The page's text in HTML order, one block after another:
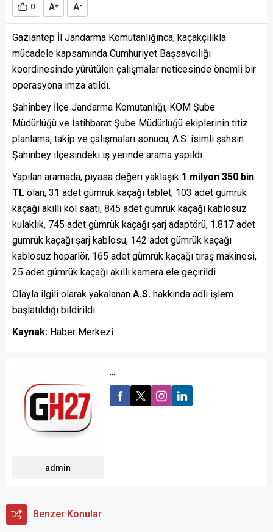
0 A+ A-
Gaziantep İl Jandarma Komutanlığınca, kaçakçılıkla
mücadele kapsamında Cumhuriyet Başsavcılığı
koordinesinde yürütülen çalışmalar neticesinde önemli bir
operasyona imza atıldı.
Şahinbey İlçe Jandarma Komutanlığı, KOM Şube
Müdürlüğü ve İstihbarat Şube Müdürlüğü ekiplerinin titiz
planlama, takip ve çalışmaları sonucu, A.S. isimli şahsın
Şahinbey ilçesindeki iş yerinde arama yapıldı.
Yapılan aramada, piyasa değeri yaklaşık 1 milyon 350 bin
TL olan; 31 adet gümrük kaçağı tablet, 103 adet gümrük
kaçağı akıllı kol saati, 845 adet gümrük kaçağı kablosuz
kulaklık, 745 adet gümrük kaçağı şarj adaptörü, 1.817 adet
gümrük kaçağı şarj kablosu, 142 adet gümrük kaçağı
kablosuz hoparlör, 165 adet gümrük kaçağı tıraş makinesi,
25 adet gümrük kaçağı akıllı kamera ele geçirildi
Olayla ilgili olarak yakalanan A.S. hakkında adli işlem
başlatıldığı bildirildi.
Kaynak: Haber Merkezi
admin
...
Benzer Konular